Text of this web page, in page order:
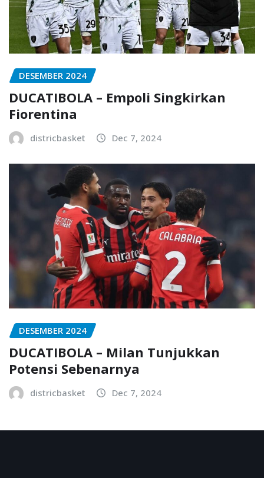
DESEMBER 2024
DUCATIBOLA – Empoli Singkirkan
Fiorentina
districbasket Dec 7, 2024
DESEMBER 2024
DUCATIBOLA – Milan Tunjukkan
Potensi Sebenarnya
districbasket Dec 7, 2024